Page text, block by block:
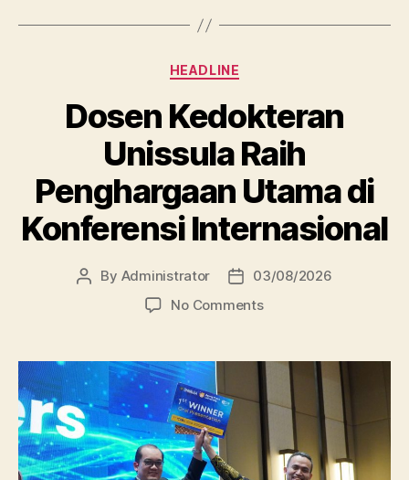
Categories
HEADLINE
Dosen Kedokteran
Unissula Raih
Penghargaan Utama di
Konferensi Internasional
Post
By Administrator
Post03/08/2026
No Commentson
Unissula
Raih
Penghargaan
Utama
di
Konferensi